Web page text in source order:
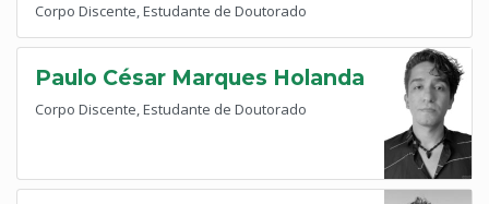
Corpo Discente, Estudante de Doutorado
Paulo César Marques Holanda
Corpo Discente, Estudante de Doutorado